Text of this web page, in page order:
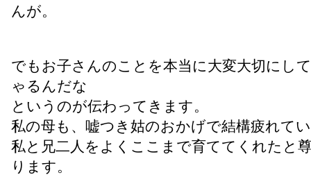
んが。
でもお子さんのことを本当に大変大切にし
ゃるんだな
というのが伝わってきます。
私の母も、嘘つき姑のおかげで結構疲れて
私と兄二人をよくここまで育ててくれたと
ります。